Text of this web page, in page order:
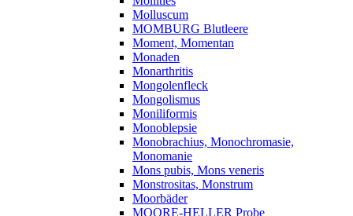
Molluscum
MOMBURG Blutleere
Moment, Momentan
Monaden
Monarthritis
Mongolenfleck
Mongolismus
Moniliformis
Monoblepsie
Monobrachius, Monochromasie,
Monomanie
Mons pubis, Mons veneris
Monstrositas, Monstrum
Moorbäder
MOORE-HELLER Probe